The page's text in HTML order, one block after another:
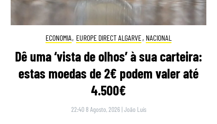
ECONOMIA, EUROPE DIRECT ALGARVE, NACIONAL
Dê uma ‘vista de olhos’ à sua carteira:
estas moedas de 2€ podem valer até
4.500€
22:40 8 Agosto, 2026 |João Luís